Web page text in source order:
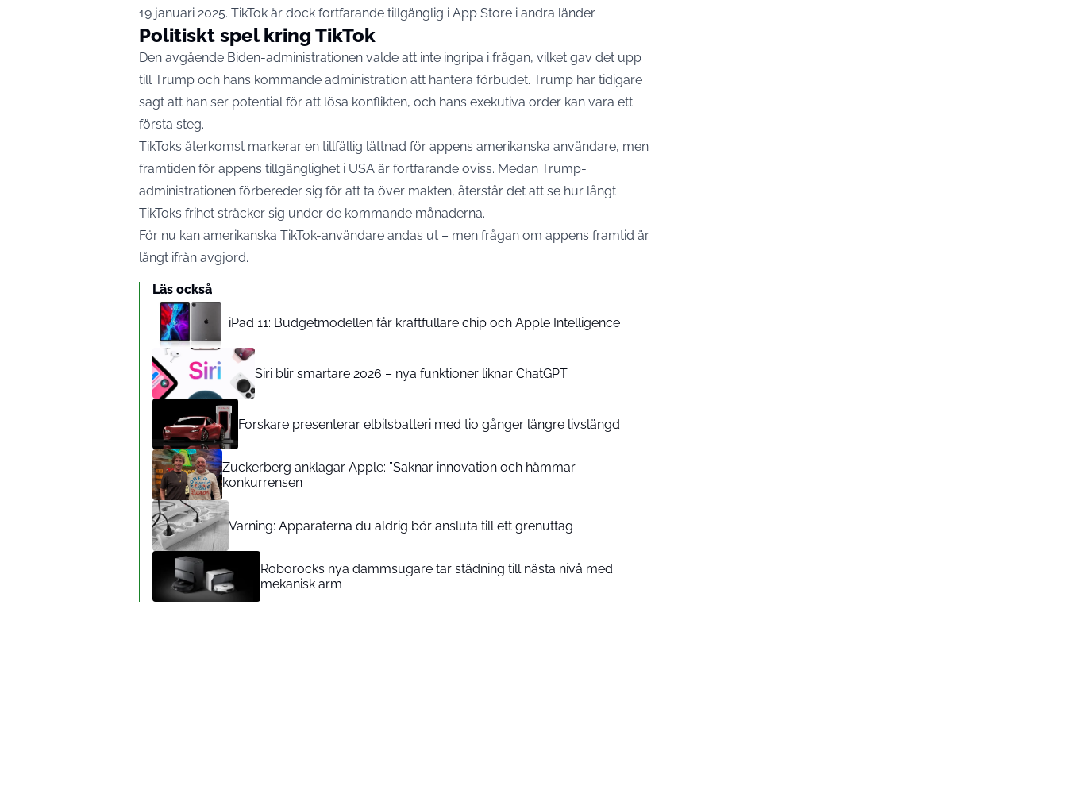
19 januari 2025. TikTok är dock fortfarande tillgänglig i App Store i andra länder.
Politiskt spel kring TikTok
Den avgående Biden-administrationen valde att inte ingripa i frågan, vilket gav det upp
till Trump och hans kommande administration att hantera förbudet. Trump har tidigare
sagt att han ser potential för att lösa konflikten, och hans exekutiva order kan vara ett
första steg.
TikToks återkomst markerar en tillfällig lättnad för appens amerikanska användare, men
framtiden för appens tillgänglighet i USA är fortfarande oviss. Medan Trump-
administrationen förbereder sig för att ta över makten, återstår det att se hur långt
TikToks frihet sträcker sig under de kommande månaderna.
För nu kan amerikanska TikTok-användare andas ut – men frågan om appens framtid är
långt ifrån avgjord.
Läs också
iPad 11: Budgetmodellen får kraftfullare chip och Apple Intelligence
Siri blir smartare 2026 – nya funktioner liknar ChatGPT
Forskare presenterar elbilsbatteri med tio gånger längre livslängd
Zuckerberg anklagar Apple: ”Saknar innovation och hämmar
konkurrensen
Varning: Apparaterna du aldrig bör ansluta till ett grenuttag
Roborocks nya dammsugare tar städning till nästa nivå med
mekanisk arm